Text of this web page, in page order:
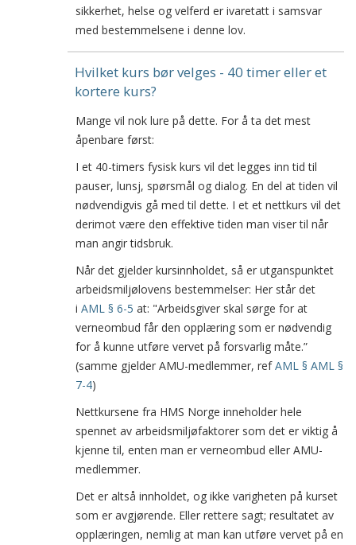
sikkerhet, helse og velferd er ivaretatt i samsvar
med bestemmelsene i denne lov.
Hvilket kurs bør velges - 40 timer eller et
kortere kurs?
Mange vil nok lure på dette. For å ta det mest
åpenbare først:
I et 40-timers fysisk kurs vil det legges inn tid til
pauser, lunsj, spørsmål og dialog. En del at tiden vil
nødvendigvis gå med til dette. I et et nettkurs vil det
derimot være den effektive tiden man viser til når
man angir tidsbruk.
Når det gjelder kursinnholdet, så er utganspunktet
arbeidsmiljølovens bestemmelser: Her står det
i AML § 6-5 at: "Arbeidsgiver skal sørge for at
verneombud får den opplæring som er nødvendig
for å kunne utføre vervet på forsvarlig måte.”
(samme gjelder AMU-medlemmer, refAML § AML §
7-4)
Nettkursene fra HMS Norge inneholder hele
spennet av arbeidsmiljøfaktorer som det er viktig å
kjenne til, enten man er verneombud eller AMU-
medlemmer.
Det er altså innholdet, og ikke varigheten på kurset
som er avgjørende. Eller rettere sagt; resultatet av
opplæringen, nemlig at man kan utføre vervet på en